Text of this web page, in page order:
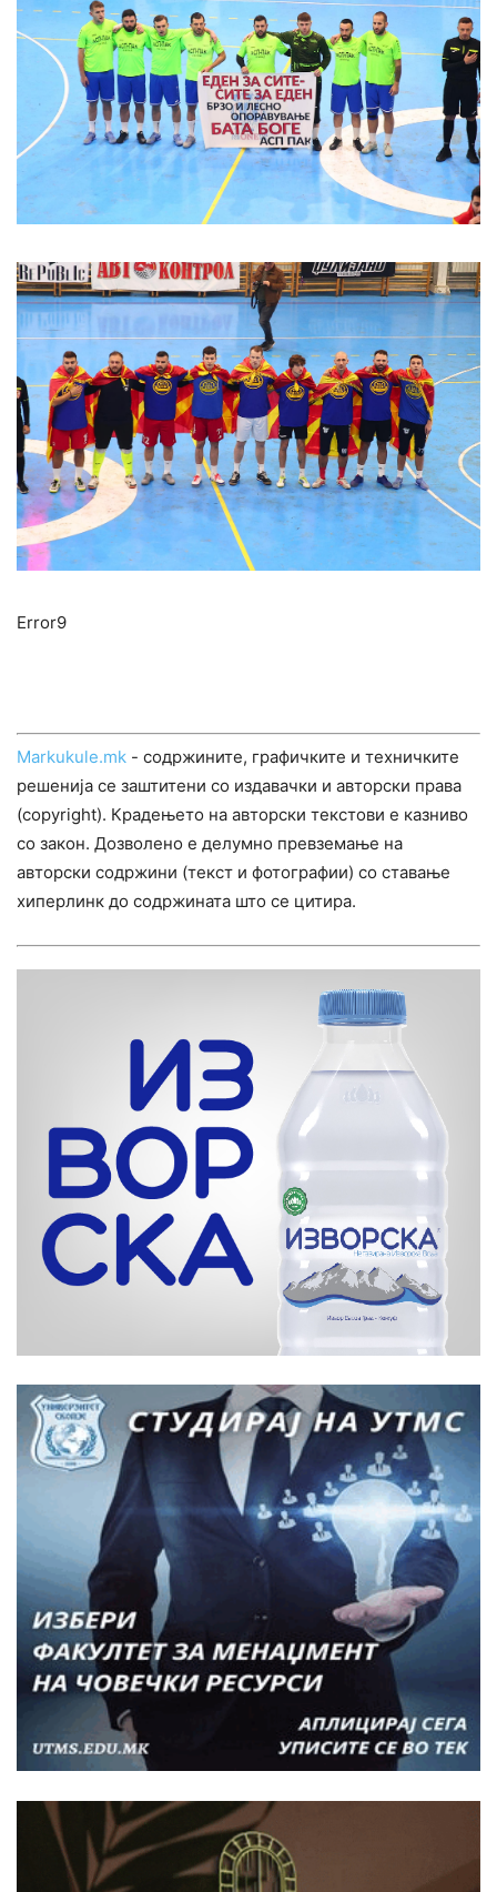
Error9
Markukule.mk - содржините, графичките и техничките
решенија се заштитени со издавачки и авторски права
(copyright). Крадењето на авторски текстови е казниво
со закон. Дозволено е делумно превземање на
авторски содржини (текст и фотографии) со ставање
хиперлинк до содржината што се цитира.